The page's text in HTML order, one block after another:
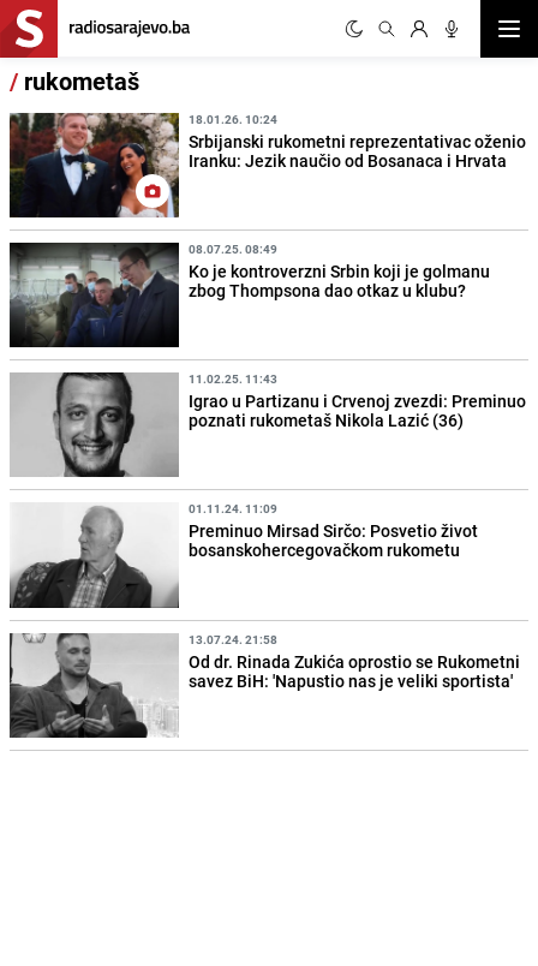
/ rukometaš
18.01.26. 10:24
Srbijanski rukometni reprezentativac oženio
Iranku: Jezik naučio od Bosanaca i Hrvata
08.07.25. 08:49
Ko je kontroverzni Srbin koji je golmanu
zbog Thompsona dao otkaz u klubu?
11.02.25. 11:43
Igrao u Partizanu i Crvenoj zvezdi: Preminuo
poznati rukometaš Nikola Lazić (36)
01.11.24. 11:09
Preminuo Mirsad Sirčo: Posvetio život
bosanskohercegovačkom rukometu
13.07.24. 21:58
Od dr. Rinada Zukića oprostio se Rukometni
savez BiH: 'Napustio nas je veliki sportista'